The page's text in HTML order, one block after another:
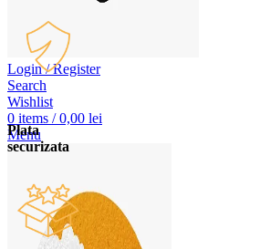
Login / Register
Search
Wishlist
0 items / 0,00 lei
Menu
Plata
securizata